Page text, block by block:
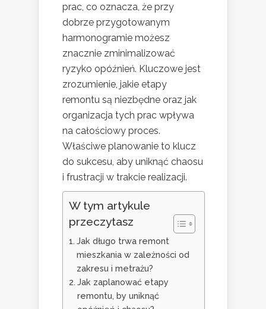
prac, co oznacza, że przy
dobrze przygotowanym
harmonogramie możesz
znacznie zminimalizować
ryzyko opóźnień. Kluczowe jest
zrozumienie, jakie etapy
remontu są niezbędne oraz jak
organizacja tych prac wpływa
na całościowy proces.
Właściwe planowanie to klucz
do sukcesu, aby uniknąć chaosu
i frustracji w trakcie realizacji.
W tym artykule
przeczytasz
Jak długo trwa remont
mieszkania w zależności od
zakresu i metrażu?
Jak zaplanować etapy
remontu, by uniknąć